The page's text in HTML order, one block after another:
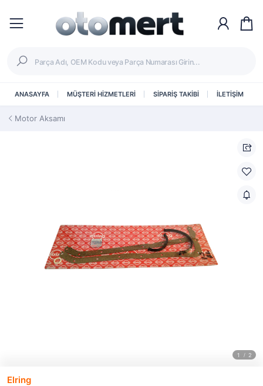
ANASAYFA MÜŞTERİ HİZMETLERİ SİPARİŞ TAKİBİ İLETİŞİM
Motor Aksamı
Elring